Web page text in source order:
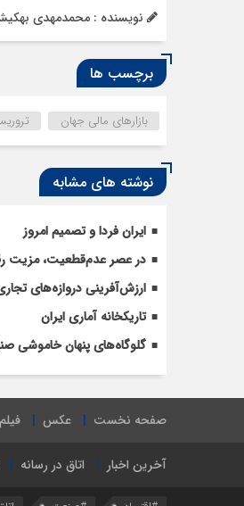
نویسنده : محمدمهدی
برچسب ها
بازارهای مالی جهان
نوشته های مشابه
ایران فردا و تصمیم امروز
در عصر عدم‌قطعیت، مزیت
ارزش‌آفرینی دروازه‌های
تاریکخانه آماری ایران
گلوگاه‌های پنهان خاموشی
صفحه نخست عکس فیلم
آخرین اخبار اتاق در رسانه